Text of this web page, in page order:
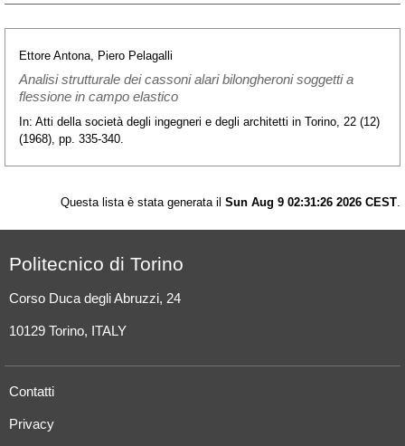
Ettore Antona, Piero Pelagalli
Analisi strutturale dei cassoni alari bilongheroni soggetti a
flessione in campo elastico
In: Atti della società degli ingegneri e degli architetti in Torino, 22 (12)
(1968), pp. 335-340.
Questa lista è stata generata il Sun Aug 9 02:31:26 2026 CEST
Politecnico di Torino
Corso Duca degli Abruzzi, 24
10129 Torino, ITALY
Contatti
Privacy